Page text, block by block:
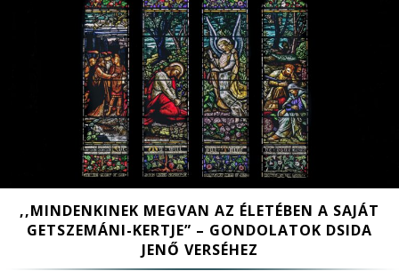
,,MINDENKINEK MEGVAN AZ ÉLETÉBEN A SAJÁT
GETSZEMÁNI-KERTJE” – GONDOLATOK DSIDA
JENŐ VERSÉHEZ